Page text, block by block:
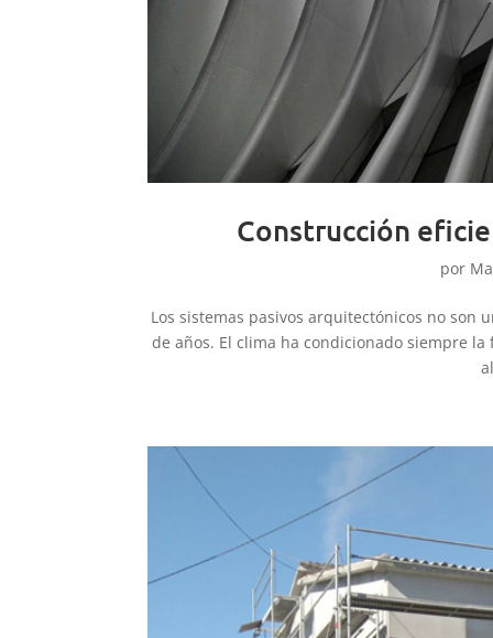
Construcción
por
Los sistemas pasivos arquitectónicos no
de años. El clima ha condicionado siempre